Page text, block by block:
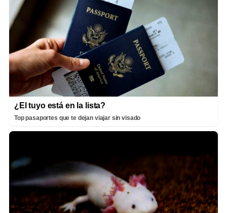
¿El tuyo está en la lista?
Top pasaportes que te dejan viajar sin visado